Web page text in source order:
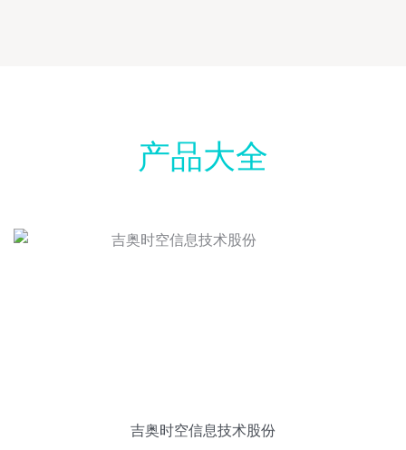
产品大全
吉奥时空信息技术股份